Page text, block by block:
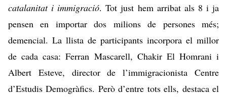
catalanitat i immigració. Tot just hem arribat als 8 i ja
pensen en importar dos milions de persones més;
demencial. La llista de participants incorpora el millor
de cada casa: Ferran Mascarell, Chakir El Homrani i
Albert Esteve, director de l’immigracionista Centre
d’Estudis Demogràfics. Però d’entre tots ells, destaca el